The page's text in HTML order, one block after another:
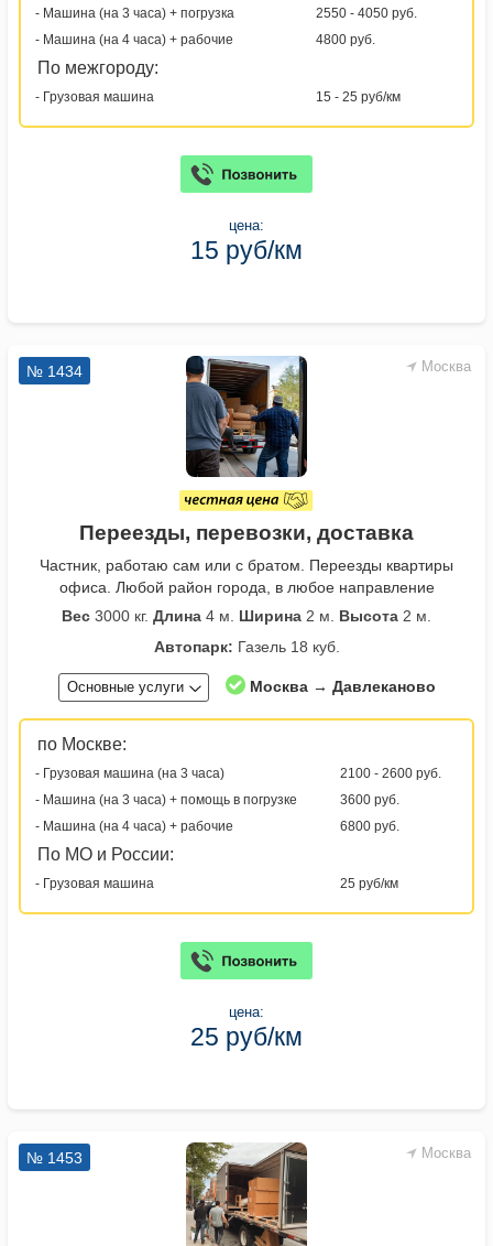
- Машина (на 3 часа) + погрузка
2550 - 4050 руб.
- Машина (на 4 часа) + рабочие
4800 руб.
По межгороду:
- Грузовая машина 15 - 25 руб/км
цена:
15 руб/км
Москва
№ 1434
Переезды, перевозки, доставка
Частник, работаю сам или с братом. Переезды квартиры
офиса. Любой район города, в любое направление
Вес 3000 кг. Длина 4 м. Ширина 2 м. Высота 2 м.
Автопарк: Газель 18 куб.
Основные услуги Москва → Давлеканово
по Москве:
- Грузовая машина (на 3 часа)
2100 - 2600 руб.
- Машина (на 3 часа) + помощь в погрузке
3600 руб.
- Машина (на 4 часа) + рабочие
6800 руб.
По МО и России:
- Грузовая машина 25 руб/км
цена:
25 руб/км
Москва
№ 1453